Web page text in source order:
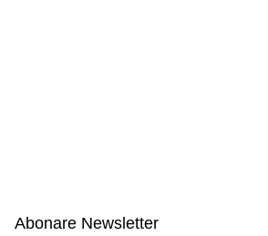
Abonare Newsletter